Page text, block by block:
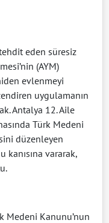
eden süresiz
(AYM)
evlenmeyi
uygulamanın
Antalya 12. Aile
Türk Medeni
düzenleyen
kanısına vararak,
Medeni Kanunu’nun